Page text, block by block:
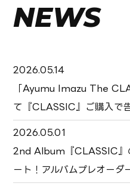
NEWS
「Ayumu Imazu The
て『CLASSIC』ご購入で
2026.05.14
2nd Album『CLASSIC
ート！アルバムプレオーダ
2026.05.01